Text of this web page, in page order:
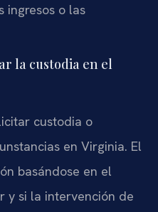
ingresos o las
la custodia en el
custodia o
en Virginia. El
basándose en el
y si la intervención de